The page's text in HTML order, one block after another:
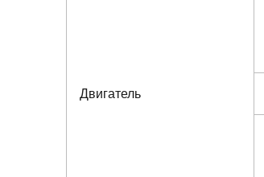
Двигатель